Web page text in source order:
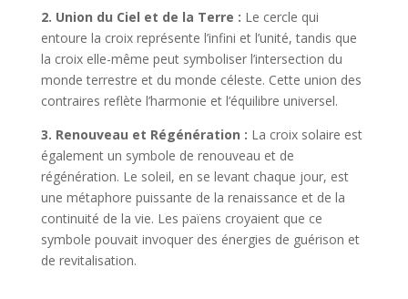
2. Union du Ciel et de la Terre : Le cercle qui
entoure la croix représente l’infini et l’unité, tandis que
la croix elle-même peut symboliser l’intersection du
monde terrestre et du monde céleste. Cette union des
contraires reflète l’harmonie et l’équilibre universel.
3. Renouveau et Régénération : La croix solaire est
également un symbole de renouveau et de
régénération. Le soleil, en se levant chaque jour, est
une métaphore puissante de la renaissance et de la
continuité de la vie. Les païens croyaient que ce
symbole pouvait invoquer des énergies de guérison et
de revitalisation.